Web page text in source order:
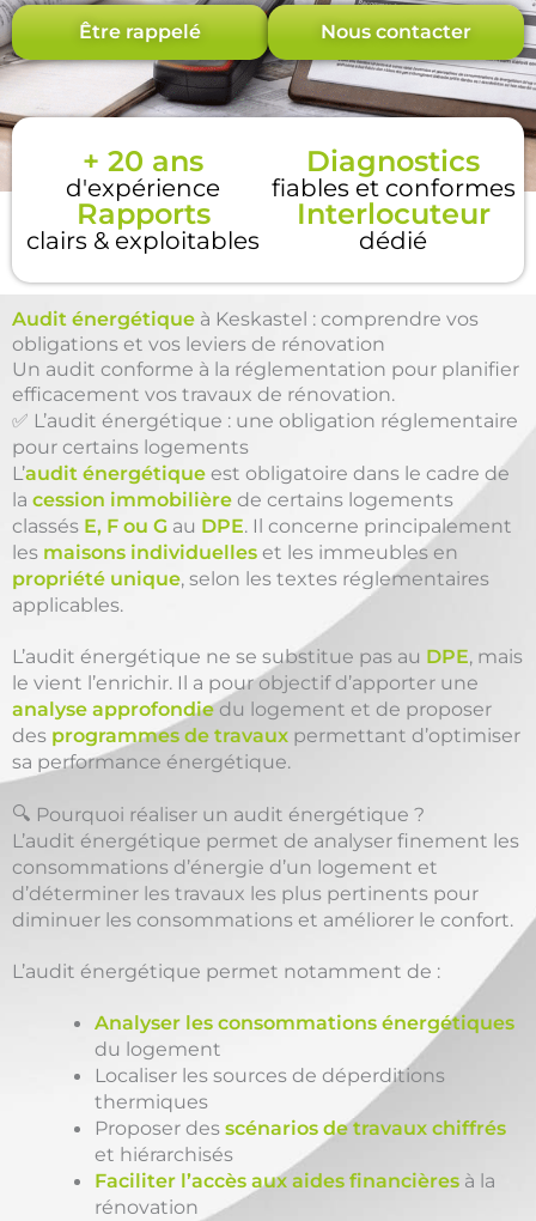
Être rappelé Nous contacter
+ 20 ans
d'expérience
Diagnostics
fiables et conformes
Rapports
clairs & exploitables
Interlocuteur
dédié
Audit énergétique à Keskastel : comprendre vos
obligations et vos leviers de rénovation
Un audit conforme à la réglementation pour planifier
efficacement vos travaux de rénovation.
✅ L’audit énergétique : une obligation réglementaire
pour certains logements
L’audit énergétique est obligatoire dans le cadre de
la cession immobilière de certains logements
classés E, F ou G au DPE. Il concerne principalement
les maisons individuelles et les immeubles en
propriété unique, selon les textes réglementaires
applicables.
L’audit énergétique ne se substitue pas au DPE, mais
le vient l’enrichir. Il a pour objectif d’apporter une
analyse approfondiedu logement et de proposer
des programmes de travaux permettant d’optimiser
sa performance énergétique.
🔍 Pourquoi réaliser un audit énergétique ?
L’audit énergétique permet de analyser finement les
consommations d’énergie d’un logement et
d’déterminer les travaux les plus pertinents pour
diminuer les consommations et améliorer le confort.
L’audit énergétique permet notamment de :
Analyser les consommations énergétiques
du logement
Localiser les sources de déperditions
thermiques
Proposer desscénarios de travaux chiffrés
et hiérarchisés
Faciliter l’accès aux aides financières à la
rénovation